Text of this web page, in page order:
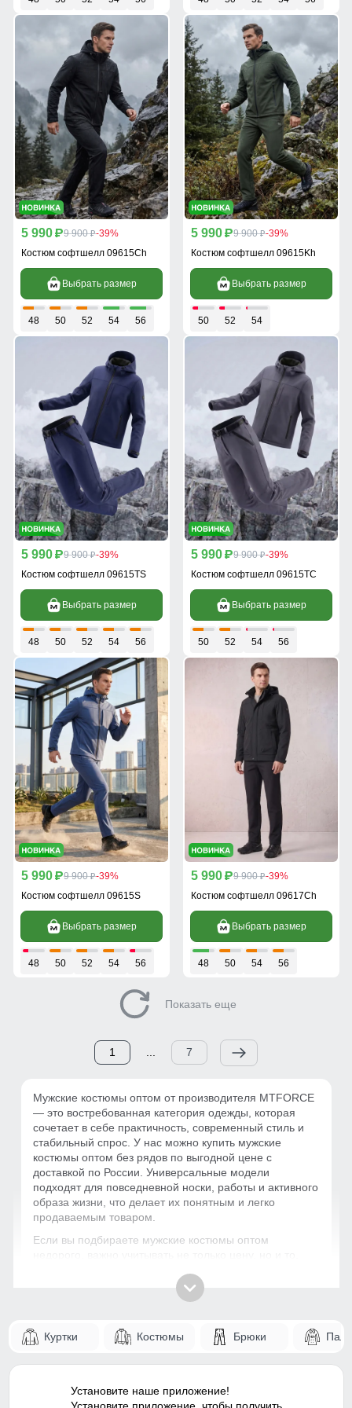
5 990 p9 900 p-39%
Костюм софтшелл 09615Ch
Выбрать размер
48 50 52 54 56
5 990 p9 900 p-39%
Костюм софтшелл 09615Kh
Выбрать размер
50 52 54
5 990 p9 900 p-39%
Костюм софтшелл 09615TS
Выбрать размер
48 50 52 54 56
5 990 p9 900 p-39%
Костюм софтшелл 09615TC
Выбрать размер
50 52 54 56
5 990 p9 900 p-39%
Костюм софтшелл 09615S
Выбрать размер
48 50 52 54 56
5 990 p9 900 p-39%
Костюм софтшелл 09617Ch
Выбрать размер
48 50 54 56
Показать еще
1 7
Мужские костюмы оптом от производителя MTFORCE
— это востребованная категория одежды, которая
сочетает в себе практичность, современный стиль и
стабильный спрос. У нас можно купить мужские
костюмы оптом без рядов по выгодной цене с
доставкой по России. Универсальные модели
подходят для повседневной носки, работы и активного
образа жизни, что делает их понятным и легко
продаваемым товаром.
Если вы подбираете мужские костюмы оптом
посадка, актуальный внешний вид и комфорт в носке
делают такие изделия популярными у покупателей. За
формирование ассортимента.
обращать внимание на качество материалов, удобство
Куртки Костюмы Брюки
Установите наше приложение!